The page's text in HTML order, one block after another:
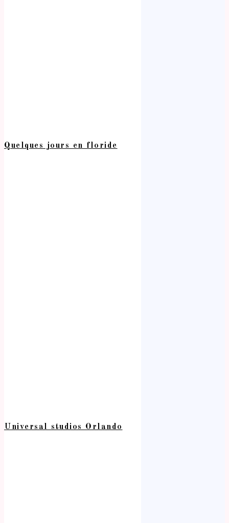
Quelques jours en floride
Universal studios Orlando